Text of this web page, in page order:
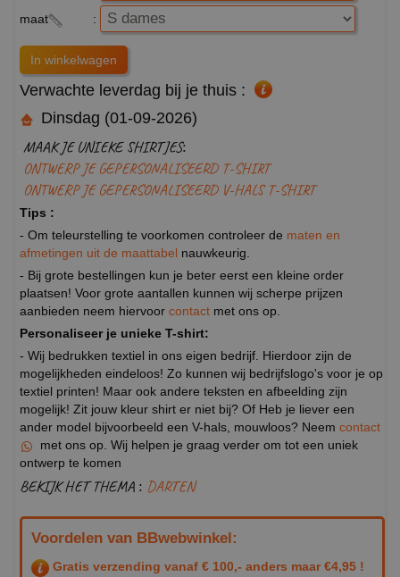
maat :
Verwachte leverdag bij je thuis :
Dinsdag (01-09-2026)
MAAK JE UNIEKE SHIRTJES:
ONTWERP JE GEPERSONALISEERD T-SHIRT
ONTWERP JE GEPERSONALISEERD V-HALS T-SHIRT
Tips :
- Om teleurstelling te voorkomen controleer de maten en
afmetingen uit de maattabel nauwkeurig.
- Bij grote bestellingen kun je beter eerst een kleine order
plaatsen! Voor grote aantallen kunnen wij scherpe prijzen
aanbieden neem hiervoor contact met ons op.
Personaliseer je unieke T-shirt:
- Wij bedrukken textiel in ons eigen bedrijf. Hierdoor zijn de
mogelijkheden eindeloos! Zo kunnen wij bedrijfslogo's voor je op
textiel printen! Maar ook andere teksten en afbeelding zijn
mogelijk! Zit jouw kleur shirt er niet bij? Of Heb je liever een
ander model bijvoorbeeld een V-hals, mouwloos? Neem contact
met ons op. Wij helpen je graag verder om tot een uniek
ontwerp te komen
BEKIJK HET THEMA : DARTEN
Voordelen van BBwebwinkel:
Gratis verzending vanaf € 100,- anders maar €4,95 !